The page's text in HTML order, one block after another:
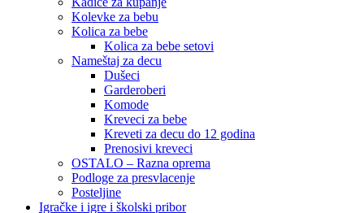
Kolevke za bebu
Kolica za bebe
Kolica za bebe setovi
Nameštaj za decu
Dušeci
Garderoberi
Komode
Kreveci za bebe
Kreveti za decu do 12 godina
Prenosivi kreveci
OSTALO – Razna oprema
Podloge za presvlacenje
Posteljine
Igračke i igre i školski pribor